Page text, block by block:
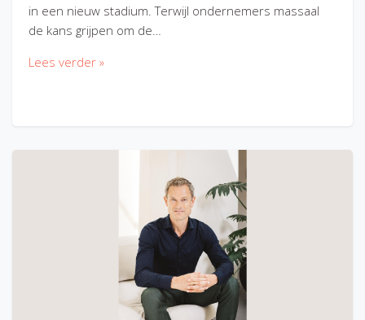
in een nieuw stadium. Terwijl ondernemers massaal
de kans grijpen om de…
Lees verder »